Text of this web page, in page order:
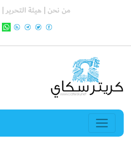
من نحن | هيئة التحرير |